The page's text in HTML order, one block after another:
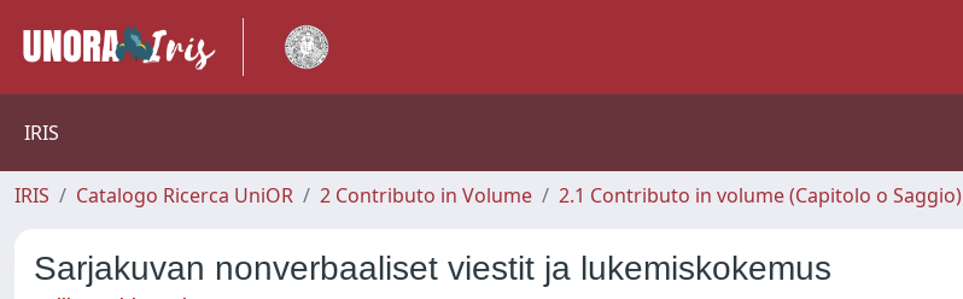
IRIS
IRIS Catalogo Ricerca UniOR 2 Contributo in Volume 2.1 Contributo in volume (Capitolo o Saggio)
Sarjakuvan nonverbaaliset viestit ja lukemiskokemus